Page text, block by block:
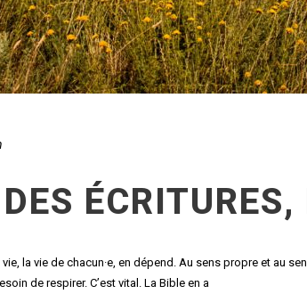
ÉCRITURES,
la vie de chacun·e, en dépend. Au sens propre et au
de respirer. C’est vital. La Bible en a